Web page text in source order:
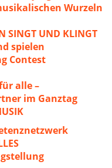
Wurzeln
SINGT UND KLINGT
spielen
Contest
alle –
im Ganztag